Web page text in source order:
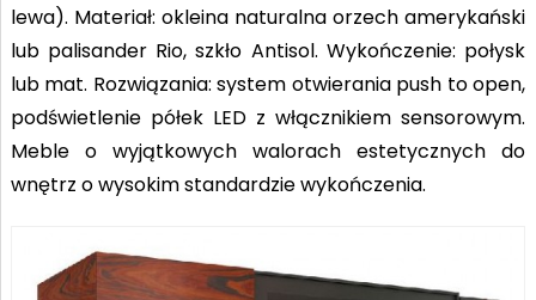
lewa). Materiał: okleina naturalna orzech amerykański
lub palisander Rio, szkło Antisol. Wykończenie: połysk
lub mat. Rozwiązania: system otwierania push to open,
podświetlenie półek LED z włącznikiem sensorowym.
Meble o wyjątkowych walorach estetycznych do
wnętrz o wysokim standardzie wykończenia.